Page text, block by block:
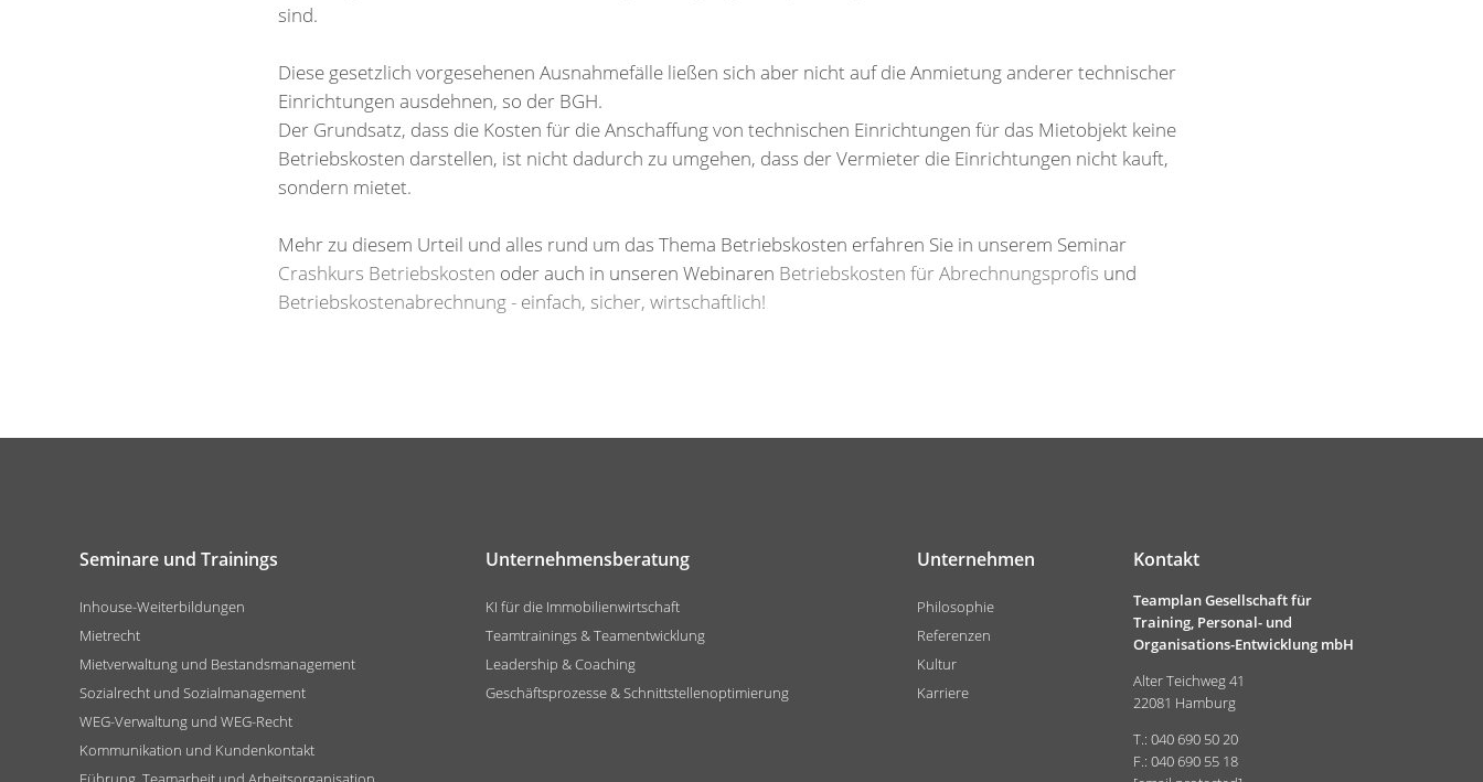
sind.
Diese gesetzlich vorgesehenen Ausnahmefälle ließen sich aber nicht auf die Anmietung anderer technischer
Einrichtungen ausdehnen, so der BGH.
Der Grundsatz, dass die Kosten für die Anschaffung von technischen Einrichtungen für das Mietobjekt keine
Betriebskosten darstellen, ist nicht dadurch zu umgehen, dass der Vermieter die Einrichtungen nicht kauft,
sondern mietet.
Mehr zu diesem Urteil und alles rund um das Thema Betriebskosten erfahren Sie in unserem Seminar
Crashkurs Betriebskosten oder auch in unseren Webinaren Betriebskosten für Abrechnungsprofis und
Betriebskostenabrechnung - einfach, sicher, wirtschaftlich!
Seminare und Trainings
Inhouse-Weiterbildungen
Mietrecht
Mietverwaltung und Bestandsmanagement
Sozialrecht und Sozialmanagement
WEG-Verwaltung und WEG-Recht
Kommunikation und Kundenkontakt
Unternehmensberatung
KI für die Immobilienwirtschaft
Teamtrainings & Teamentwicklung
Leadership & Coaching
Geschäftsprozesse & Schnittstellenoptimierung
Unternehmen
Philosophie
Referenzen
Kultur
Karriere
Kontakt
Teamplan Gesellschaft für
Training, Personal- und
Organisations-Entwicklung mbH
Alter Teichweg 41
22081 Hamburg
T.: 040 690 50 20
F.: 040 690 55 18